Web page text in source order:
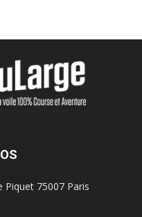
Piquet 75007 Paris